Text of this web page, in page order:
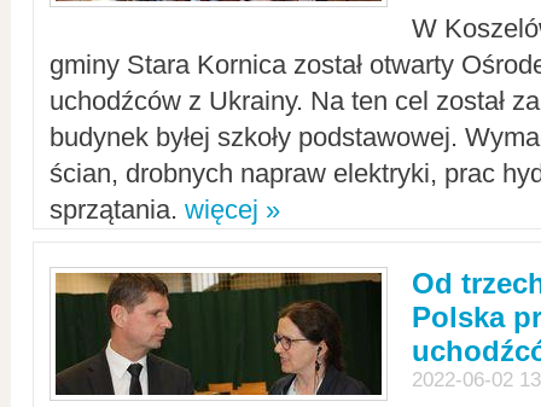
W
gminy Stara Kornica został otwarty
uchodźców z Ukrainy. Na ten cel został
budynek byłej szkoły podstawowej.
ścian, drobnych napraw elektryki, prac
sprzątania. więcej »
Od
Polska
2022-06-02